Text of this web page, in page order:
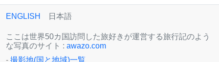
ENGLISH 日本語
ここは世界50カ国訪問した旅好きが運営する旅行記のよう
な写真のサイト : awazo.com
- 撮影地(国と地域)一覧